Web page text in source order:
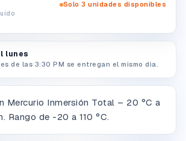
Solo 3 unidades disponibles
lunes
de las 3:30 PM se entregan el mismo dia.
Mercurio Inmersión Total – 20 °C a
Rango de -20 a 110 °C.